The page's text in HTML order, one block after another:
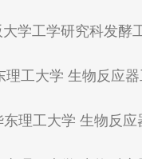
大学工学研究科发
理工大学 生物反应
东理工大学 生物反